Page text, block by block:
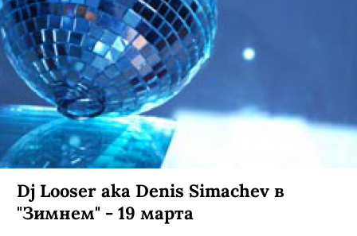
Dj Looser aka Denis Simachev в
"Зимнем" - 19 марта